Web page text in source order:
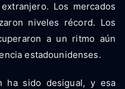
Los mercados
niveles récord. Los
a un ritmo aún
estadounidenses.
ha sido desigual, y esa